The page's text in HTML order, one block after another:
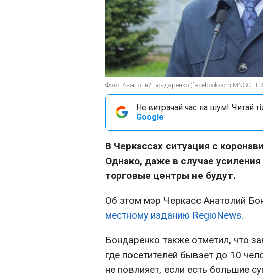
Фото: Анатолий Бондаренко (facebook com
Не витрачай час на шум! Читай
Google
В Черкассах ситуация с
Однако, даже в случае усиления
торговые центры не будут.
Об этом мэр Черкасс Анатолий
местному изданию RegioNews.
Бондаренко также отметил, что
где посетителей бывает до 10
не повлияет, если есть большие